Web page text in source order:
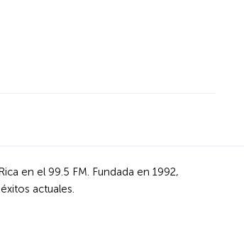
en el 99.5 FM. Fundada en 1992,
actuales.